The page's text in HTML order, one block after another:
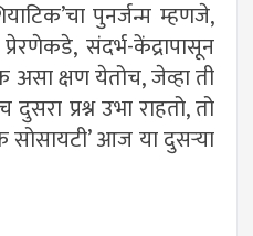
पुनर्जन्म म्हणजे,
संदर्भ-केंद्रापासून
असा क्षण येतोच, जेव्हा ती
प्रश्न उभा राहतो, तो
आज या दुसऱ्या